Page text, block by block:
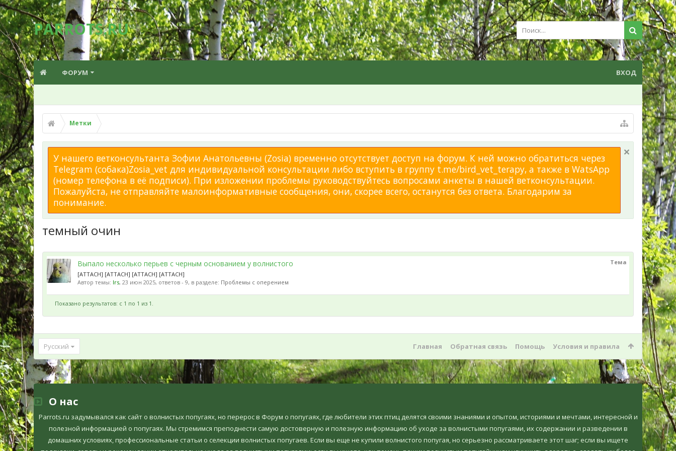
PARROTS.RU
ФОРУМ ВХОД
Метки
У нашего ветконсультанта Зофии Анатольевны (Zosia) временно отсутствует доступ на форум. К ней можно обратиться через
Telegram (собака)Zosia_vet для индивидуальной консультации либо вступить в группу t.me/bird_vet_terapy, а также в WatsApp
(номер телефона в её подписи). При изложении проблемы руководствуйтесь вопросами анкеты в нашей ветконсультации.
Пожалуйста, не отправляйте малоинформативные сообщения, они, скорее всего, останутся без ответа. Благодарим за
понимание.
темный очин
Тема
Выпало несколько перьев с черным основанием у волнистого
[ATTACH] [ATTACH] [ATTACH] [ATTACH]
Автор темы: Irs,23 июн 2025, ответов - 9, в разделе: Проблемы с оперением
Показано результатов: с 1 по 1 из 1.
Русский Главная Обратная связь Помощь Условия и правила
О нас
Parrots.ru задумывался как сайт о волнистых попугаях, но перерос в Форум о попугаях, где любители этих птиц делятся своими знаниями и опытом, историями и мечтами, интересной и
полезной информацией о попугаях. Мы стремимся преподнести самую достоверную и полезную информацию об уходе за волнистыми попугаями, их содержании и разведении в
домашних условиях, профессиональные статьи о селекции волнистых попугаев. Если вы еще не купили волнистого попугая, но серьезно рассматриваете этот шаг; если вы ищете